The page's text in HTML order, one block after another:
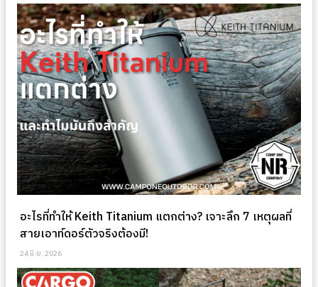
อะไรที่ทำให้ Keith Titanium แตกต่าง? เจาะลึก 7 เหตุผลที่
สายเอาท์ดอร์ตัวจริงต้องมี!
24 มิ.ย. 2026